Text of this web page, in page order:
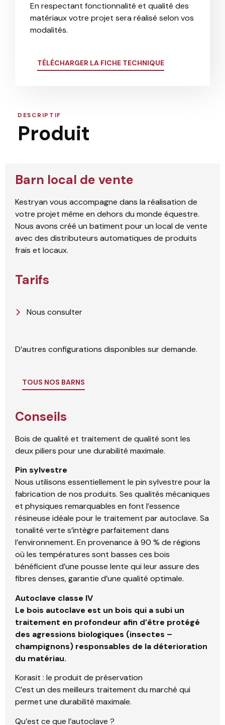
En respectant fonctionnalité et qualité des
matériaux votre projet sera réalisé selon vos
modalités.
TÉLÉCHARGER LA FICHE TECHNIQUE
DESCRIPTIF
Produit
Barn local de vente
Kestryan vous accompagne dans la réalisation de
votre projet même en dehors du monde équestre.
Nous avons créé un batiment pour un local de vente
avec des distributeurs automatiques de produits
frais et locaux.
Tarifs
Nous consulter
D’autres configurations disponibles sur demande.
TOUS NOS BARNS
Conseils
Bois de qualité et traitement de qualité sont les
deux piliers pour une durabilité maximale.
Pin sylvestre
Nous utilisons essentiellement le pin sylvestre pour la
fabrication de nos produits. Ses qualités mécaniques
et physiques remarquables en font l’essence
résineuse idéale pour le traitement par autoclave. Sa
tonalité verte s’intègre parfaitement dans
l’environnement. En provenance à 90 % de régions
où les températures sont basses ces bois
bénéficient d’une pousse lente qui leur assure des
fibres denses, garantie d’une qualité optimale.
Autoclave classe IV
Le bois autoclave est un bois qui a subi un
traitement en profondeur afin d’être protégé
des agressions biologiques (insectes –
champignons) responsables de la déterioration
du matériau.
Korasit : le produit de préservation
C’est un des meilleurs traitement du marché qui
permet une durabilité maximale.
Qu’est ce que l’autoclave ?